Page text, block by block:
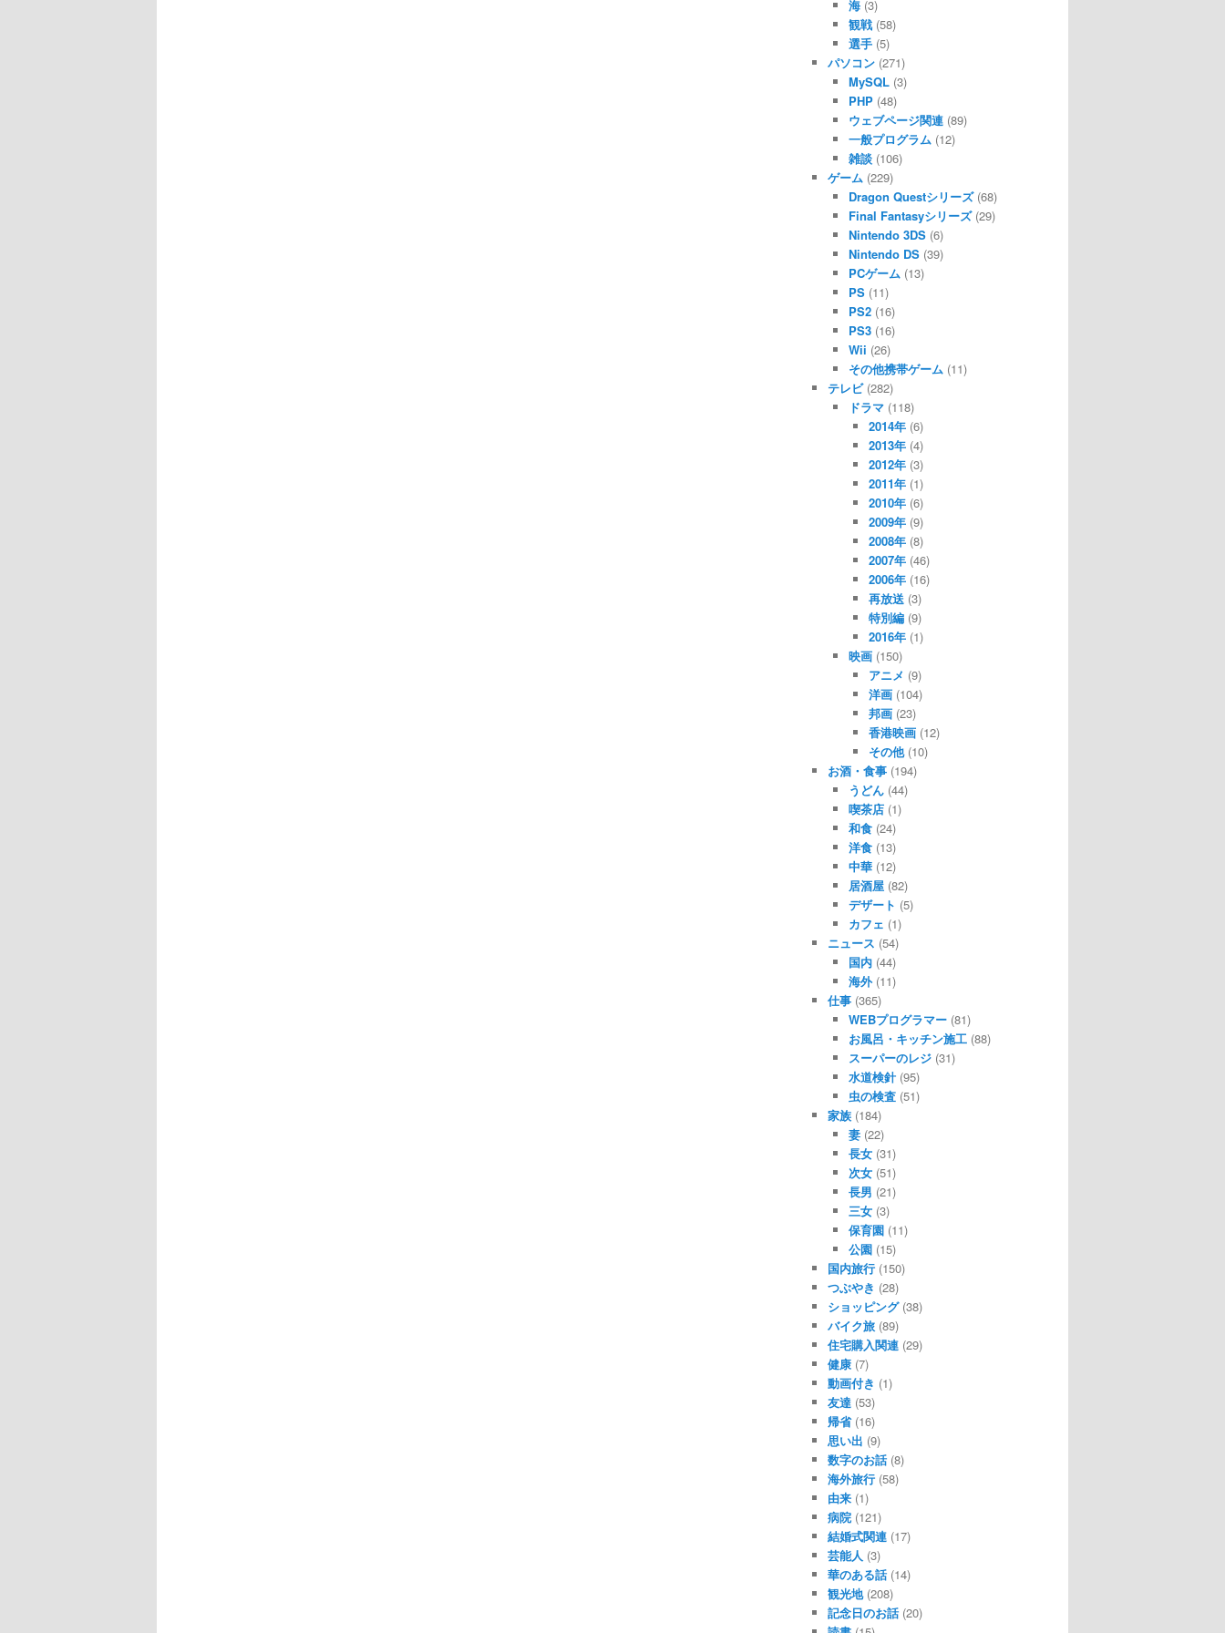
海(3)
観戦(58)
選手(5)
パソコン (271)
MySQL(3)
PHP(48)
ウェブページ関連(89)
一般プログラム (12)
雑談(106)
ゲーム (229)
Dragon Questシリーズ(68)
Final Fantasyシリーズ(29)
Nintendo 3DS(6)
Nintendo DS(39)
PCゲーム (13)
PS(11)
PS2(16)
PS3(16)
Wii (26)
その他携帯ゲーム (11)
テレビ(282)
ドラマ(118)
2014年 (6)
2013年 (4)
2012年 (3)
2011年 (1)
2010年 (6)
2009年 (9)
2008年 (8)
2007年 (46)
2006年 (16)
再放送 (3)
特別編 (9)
2016年 (1)
映画(150)
アニメ (9)
洋画 (104)
邦画 (23)
香港映画 (12)
その他(10)
お酒・食事 (194)
うどん(44)
喫茶店(1)
和食(24)
洋食(13)
中華(12)
居酒屋(82)
デザート (5)
カフェ (1)
ニュース (54)
国内(44)
海外(11)
仕事 (365)
WEBプログラマー(81)
お風呂・キッチン施工(88)
スーパーのレジ(31)
水道検針(95)
虫の検査(51)
家族 (184)
妻(22)
長女(31)
次女(51)
長男 (21)
三女(3)
保育園(11)
公園(15)
国内旅行 (150)
つぶやき (28)
ショッピング(38)
バイク旅 (89)
住宅購入関連 (29)
健康 (7)
動画付き (1)
友達 (53)
帰省(16)
思い出 (9)
数字のお話 (8)
海外旅行 (58)
由来 (1)
病院 (121)
結婚式関連 (17)
芸能人 (3)
華のある話 (14)
観光地(208)
記念日のお話 (20)